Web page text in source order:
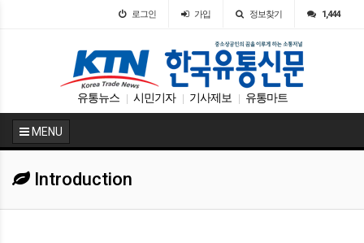
로그인 가입 정보찾기 1,444
유통뉴스 시민기자 기사제보 유통마트
MENU
Introduction